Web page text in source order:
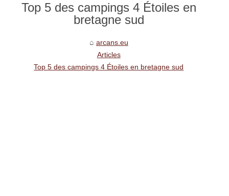
Top 5 des campings 4 Étoiles en
bretagne sud
arcans.eu
Articles
Top 5 des campings 4 Étoiles en bretagne sud